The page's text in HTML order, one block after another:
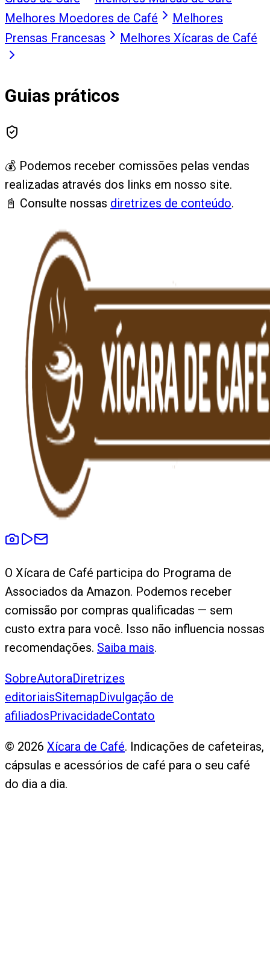
Melhores Moedores de Café
Melhores
Prensas Francesas
Melhores Xícaras de Café
Guias práticos
💰 Podemos receber comissões pelas vendas
realizadas através dos links em nosso site.
📓 Consulte nossas diretrizes de conteúdo.
O Xícara de Café participa do Programa de
Associados da Amazon. Podemos receber
comissão por compras qualificadas — sem
custo extra para você. Isso não influencia nossas
recomendações. Saiba mais.
SobreAutoraDiretrizes
editoriaisSitemapDivulgação de
afiliadosPrivacidadeContato
© 2026 Xícara de Café. Indicações de cafeteiras,
cápsulas e acessórios de café para o seu café
do dia a dia.